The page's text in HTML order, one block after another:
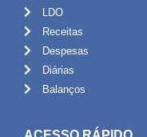
LDO
Receitas
Despesas
Diárias
Balanços